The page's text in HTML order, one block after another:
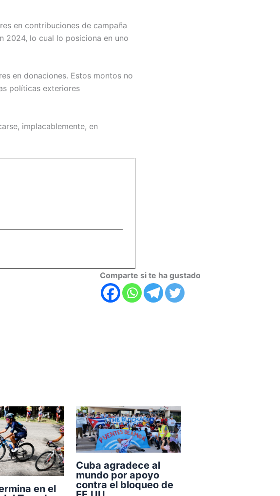
en contribuciones de campaña
2024, lo cual lo posiciona en uno
en donaciones. Estos montos no
políticas exteriores
implacablemente, en
Comparte si te ha gustado
en el
Cuba agradece al
mundo por apoyo
contra el bloqueo de